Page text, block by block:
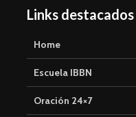
Links destacados
Home
Escuela IBBN
Oración 24×7